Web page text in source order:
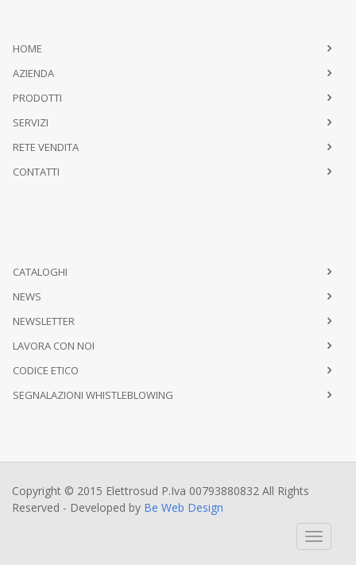
HOME
AZIENDA
PRODOTTI
SERVIZI
RETE VENDITA
CONTATTI
CATALOGHI
NEWS
NEWSLETTER
LAVORA CON NOI
CODICE ETICO
SEGNALAZIONI WHISTLEBLOWING
Copyright © 2015 Elettrosud P.Iva 00793880832 All Rights
Reserved - Developed by Be Web Design
Toggle